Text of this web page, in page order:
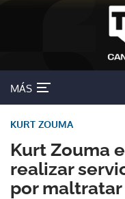
MÁS
Kurt Zouma
realizar
por maltratar
KURT ZOUMA